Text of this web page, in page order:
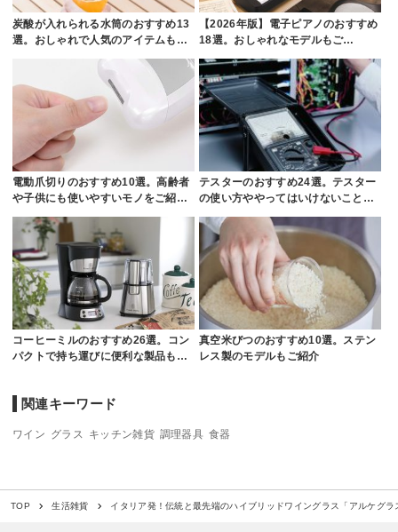
炭酸が入れられる水筒のおすすめ13
選。おしゃれで人気のアイテムも…
【2026年版】電子ピアノのおすすめ
18選。おしゃれなモデルもご…
電動爪切りのおすすめ10選。高齢者
や子供にも使いやすいモノをご紹…
テスターのおすすめ24選。テスター
の使い方ややってはいけないこと…
コーヒーミルのおすすめ26選。コン
パクトで持ち運びに便利な製品も…
真空米びつのおすすめ10選。ステン
レス製のモデルもご紹介
関連キーワード
ワイン グラス キッチン雑貨 調理器具 食器
TOP 生活雑貨 イタリア発！伝統と最先端のハイブリッドワイングラス「アルケグラ